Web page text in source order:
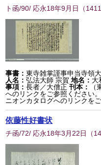
ト函/90/ 応永18年9月日 （1411
事書：東寺雑掌謹事申当寺領
人名：弘法大師 宗賀 地名： 大
事項：長者／大僧正刊本：
へのリンクをご参照ください。
ニオンカタログへのリンクをご
依藤性好書状
チ函/72/ 応永18年3月22日 （